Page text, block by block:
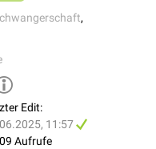
,
Edit:
11:57
Aufrufe